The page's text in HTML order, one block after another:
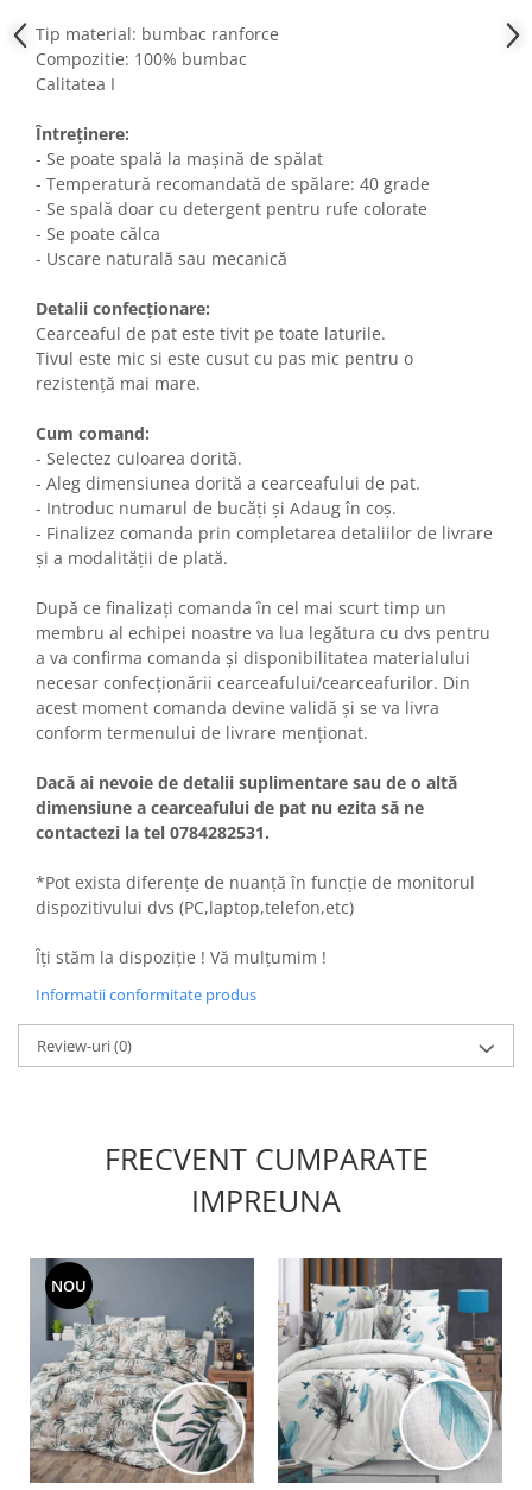
Tip material: bumbac ranforce
Compozitie: 100% bumbac
Calitatea I
Întreținere:
- Se poate spală la mașină de spălat
- Temperatură recomandată de spălare: 40 grade
- Se spală doar cu detergent pentru rufe colorate
- Se poate călca
- Uscare naturală sau mecanică
Detalii confecționare:
Cearceaful de pat este tivit pe toate laturile.
Tivul este mic si este cusut cu pas mic pentru o
rezistență mai mare.
Cum comand:
- Selectez culoarea dorită.
- Aleg dimensiunea dorită a cearceafului de pat.
- Introduc numarul de bucăți și Adaug în coș.
- Finalizez comanda prin completarea detaliilor de livrare
și a modalității de plată.
După ce finalizați comanda în cel mai scurt timp un
membru al echipei noastre va lua legătura cu dvs pentru
a va confirma comanda și disponibilitatea materialului
necesar confecționării cearceafului/cearceafurilor. Din
acest moment comanda devine validă și se va livra
conform termenului de livrare menționat.
Dacă ai nevoie de detalii suplimentare sau de o altă
dimensiune a cearceafului de pat nu ezita să ne
contactezi la tel 0784282531.
*Pot exista diferențe de nuanță în funcție de monitorul
dispozitivului dvs (PC,laptop,telefon,etc)
Îți stăm la dispoziție ! Vă mulțumim !
Informatii conformitate produs
Review-uri(0)
FRECVENT CUMPARATE
IMPREUNA
NOU